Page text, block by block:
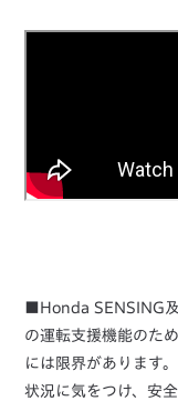
■Honda SENSING
の運転支援機能のた
には限界があります
状況に気をつけ、安